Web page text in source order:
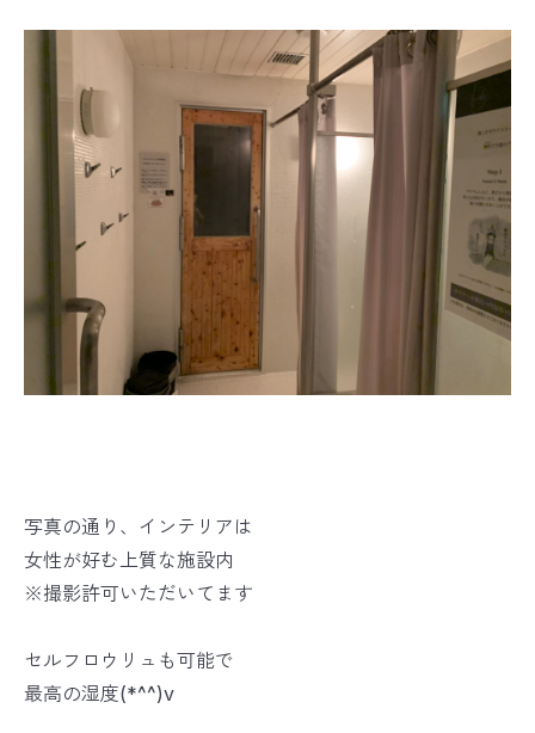
写真の通り、インテリアは
女性が好む上質な施設内
※撮影許可いただいてます
セルフロウリュも可能で
最高の湿度(*^^)v